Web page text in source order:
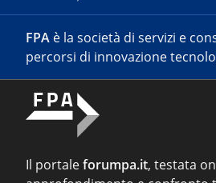
FPA è la società di servizi e
percorsi di innovazione
Il portaleforumpa.it, testata